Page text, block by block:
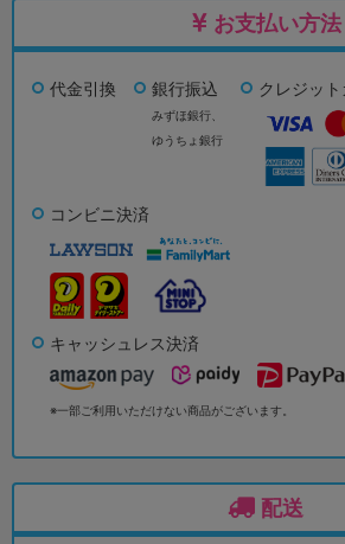
お支払い方法
代金引換 銀行振込
みずほ銀行、
ゆうちょ銀行
クレジッ
コンビニ決済
キャッシュレス決済
※一部ご利用いただけない商品がございます。
配送